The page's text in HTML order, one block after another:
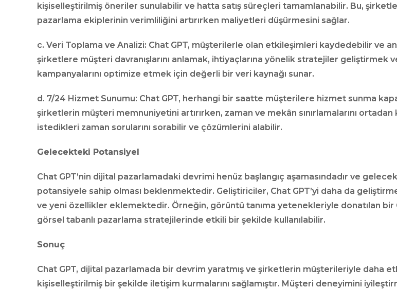
kişiselleştirilmiş öneriler sunulabilir ve hatta satış süreçleri tamamlanabilir. Bu,
pazarlama ekiplerinin verimliliğini artırırken maliyetleri düşürmesini sağlar.
c. Veri Toplama ve Analizi: Chat GPT, müşterilerle olan etkileşimleri kaydedebilir ve
şirketlere müşteri davranışlarını anlamak, ihtiyaçlarına yönelik stratejiler geliştirmek
kampanyalarını optimize etmek için değerli bir veri kaynağı sunar.
d. 7/24 Hizmet Sunumu: Chat GPT, herhangi bir saatte müşterilere hizmet sunma
şirketlerin müşteri memnuniyetini artırırken, zaman ve mekân sınırlamalarını ortadan
istedikleri zaman sorularını sorabilir ve çözümlerini alabilir.
Gelecekteki Potansiyel
Chat GPT’nin dijital pazarlamadaki devrimi henüz başlangıç aşamasındadır ve
potansiyele sahip olması beklenmektedir. Geliştiriciler, Chat GPT’yi daha da
ve yeni özellikler eklemektedir. Örneğin, görüntü tanıma yetenekleriyle donatılan bir
görsel tabanlı pazarlama stratejilerinde etkili bir şekilde kullanılabilir.
Sonuç
Chat GPT, dijital pazarlamada bir devrim yaratmış ve şirketlerin müşterileriyle daha
kişiselleştirilmiş bir şekilde iletişim kurmalarını sağlamıştır. Müşteri deneyimini